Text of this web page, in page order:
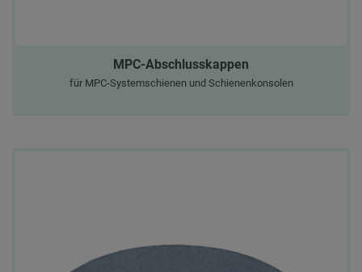
MPC-Abschlusskappen
für MPC-Systemschienen und Schienenkonsolen